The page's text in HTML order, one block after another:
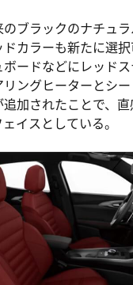
ブラックのナチュ
カラーも新たに選
ードなどにレッド
ングヒーターとシ
加されたことで、
イスとしている。